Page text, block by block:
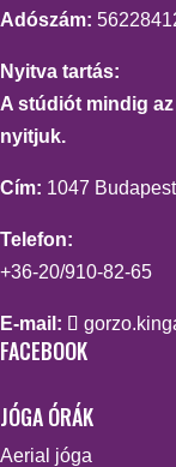
Adószám:
Nyitva tartás:
A stúdiót mindig
nyitjuk.
Cím: 1047
Telefon:
+36-20/910-82-65
E-mail:
FACEBOOK
JÓGA ÓRÁK
Aerial jóga